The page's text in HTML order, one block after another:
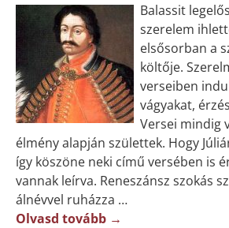
Balassit
szerelem
elsősorban a
költője.
verseiben
vágyakat,
Versei mindig
élmény alapján születtek. Hogy
így köszöne neki című versében is
vannak leírva. Reneszánsz szokás
álnévvel ruházza …
Olvasd tovább →